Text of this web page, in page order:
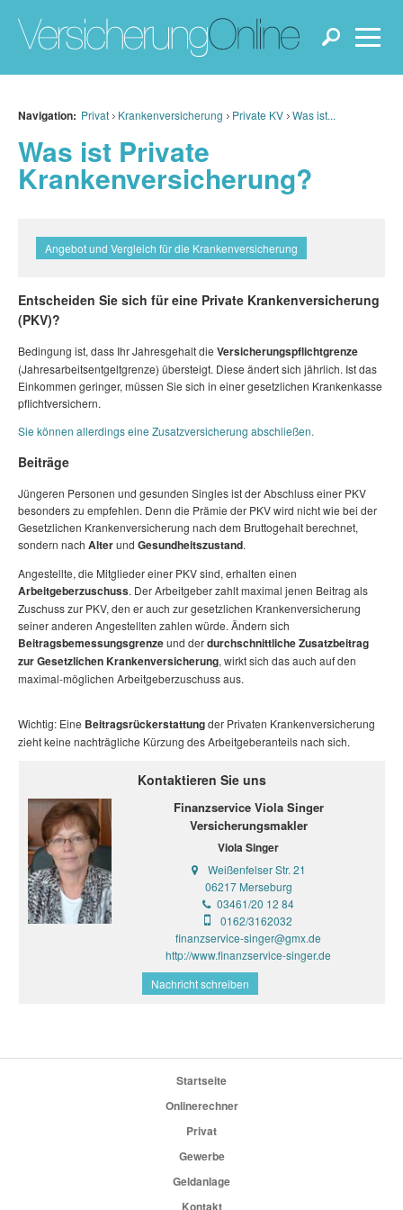
Navigation: Privat Krankenversicherung Private KV Was ist...
Was ist Private
Krankenversicherung?
Angebot und Vergleich für die Krankenversicherung
Entscheiden Sie sich für eine Private Krankenversicherung
(PKV)?
Bedingung ist, dass Ihr Jahresgehalt die Versicherungspflichtgrenze
(Jahresarbeitsentgeltgrenze) übersteigt. Diese ändert sich jährlich. Ist das
Einkommen geringer, müssen Sie sich in einer gesetzlichen Krankenkasse
pflichtversichern.
Sie können allerdings eine Zusatzversicherung abschließen.
Beiträge
Jüngeren Personen und gesunden Singles ist der Abschluss einer PKV
besonders zu empfehlen. Denn die Prämie der PKV wird nicht wie bei der
Gesetzlichen Krankenversicherung nach dem Bruttogehalt berechnet,
sondern nach Alterund Gesundheitszustand.
Angestellte, die Mitglieder einer PKV sind, erhalten einen
Arbeitgeberzuschuss. Der Arbeitgeber zahlt maximal jenen Beitrag als
Zuschuss zur PKV, den er auch zur gesetzlichen Krankenversicherung
seiner anderen Angestellten zahlen würde. Ändern sich
Beitragsbemessungsgrenzeund derdurchschnittliche Zusatzbeitrag
zur Gesetzlichen Krankenversicherung, wirkt sich das auch auf den
maximal-möglichen Arbeitgeberzuschuss aus.
Wichtig: Eine Beitragsrückerstattungder Privaten Krankenversicherung
zieht keine nachträgliche Kürzung des Arbeitgeberanteils nach sich.
Kontaktieren Sie uns
Finanzservice Viola Singer
Versicherungsmakler
Viola Singer
Weißenfelser Str. 21
06217 Merseburg
03461/20 12 84
0162/3162032
finanzservice-singer@gmx.de
http://www.finanzservice-singer.de
Nachricht schreiben
Startseite
Onlinerechner
Privat
Gewerbe
Geldanlage
Kontakt